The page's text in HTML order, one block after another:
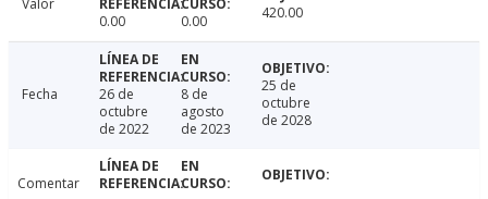
Valor
0.00
0.00 420.00
Fecha
26 de
octubre
de 2022
8 de
agosto
de 2023
25 de
octubre
de 2028
Comentar